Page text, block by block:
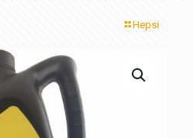
Hepsi